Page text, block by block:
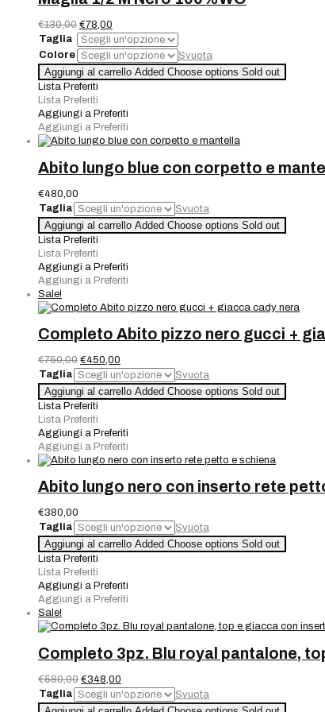
€130,00 Il
prezzo
originale
era:
€130,00.
€78,00
prezzo
attuale
è:
€78,00.
Taglia
Colore
Svuota
Maglia
1/2
M
Nero
100%WO
quantità
Aggiungi al carrello Added Choose options Sold out
Lista Preferiti
Lista Preferiti
Aggiungi a Preferiti
Aggiungi a Preferiti
Abito lungo blue con corpetto e
€480,00
Taglia
Svuota
Abito
lungo
blue
con
corpetto
e
mantella
quantità
Aggiungi al carrello Added Choose options Sold out
Lista Preferiti
Lista Preferiti
Aggiungi a Preferiti
Aggiungi a Preferiti
Sale!
Completo Abito pizzo nero gucci +
€750,00 Il
prezzo
originale
era:
€750,00.
€450,00
prezzo
attuale
è:
Taglia
Svuota
Completo
Abito
pizzo
nero
gucci
+
giacca
cady
nera
quantità
Aggiungi al carrello Added Choose options Sold out
Lista Preferiti
Lista Preferiti
Aggiungi a Preferiti
Aggiungi a Preferiti
Abito lungo nero con inserto rete
€380,00
Taglia
Svuota
Abito
lungo
nero
con
inserto
rete
petto
e
schiena
quantità
Aggiungi al carrello Added Choose options Sold out
Lista Preferiti
Lista Preferiti
Aggiungi a Preferiti
Aggiungi a Preferiti
Sale!
Completo 3pz. Blu royal pantalone,
€580,00 Il
prezzo
originale
€348,00
prezzo
attuale
Taglia
Svuota
Completo